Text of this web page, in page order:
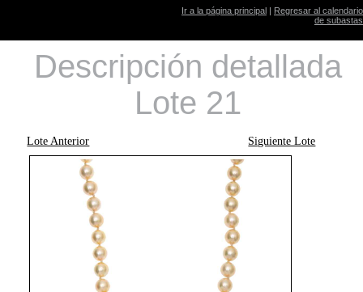
Ir a la página principal | Regresar al calendario
de subastas
Descripción detallada
Lote 21
Lote Anterior Siguiente Lote